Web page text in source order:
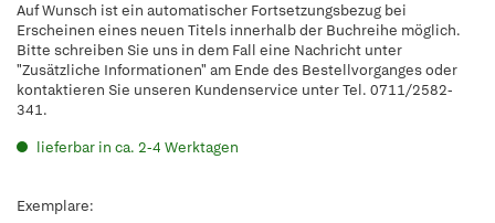
Auf Wunsch ist ein automatischer Fortsetzungsbezug bei
Erscheinen eines neuen Titels innerhalb der Buchreihe möglich.
Bitte schreiben Sie uns in dem Fall eine Nachricht unter
"Zusätzliche Informationen" am Ende des Bestellvorganges oder
kontaktieren Sie unseren Kundenservice unter Tel. 0711/2582-
341.
lieferbar in ca. 2-4 Werktagen
Exemplare: